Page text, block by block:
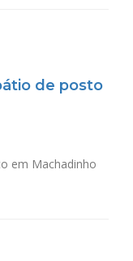
de posto
em Machadinho